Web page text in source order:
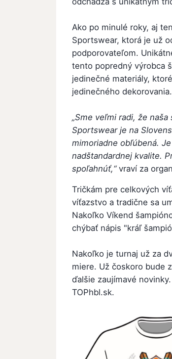
Ako po minulé roky, aj
Sportswear, ktorá je už
podporovateľom.
tento popredný výrobca
jedinečné materiály,
jedinečného
„Sme veľmi radi, že
Sportswear je na
mimoriadne obľúbená.
nadštandardnej kvalite.
spoľahnúť,“vraví za
Tričkám pre celkových
víťazstvo a tradične sa
Nakoľko Víkend
chýbať nápis "kráľ
Nakoľko je turnaj už za
miere. Už čoskoro bude
ďalšie zaujímavé
TOPhbl.sk.